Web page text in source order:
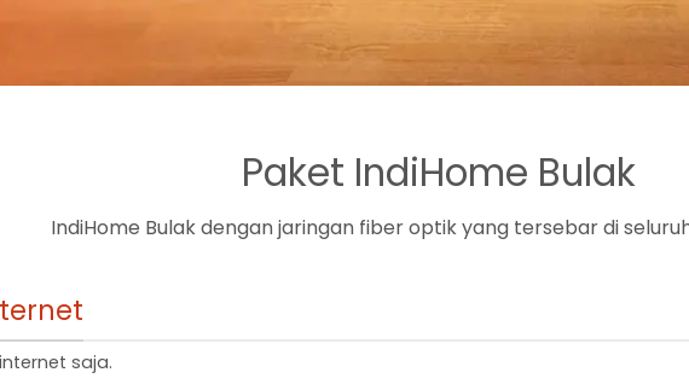
Paket IndiHome Bulak
IndiHome Bulak dengan jaringan fiber optik yang tersebar di
saja.